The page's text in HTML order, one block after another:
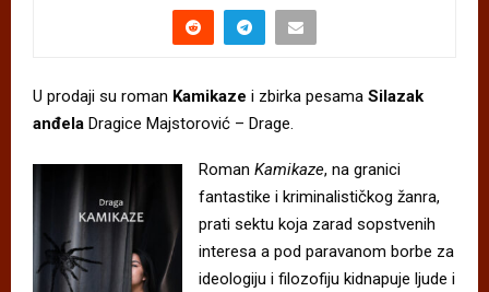
U prodaji su roman Kamikaze i zbirka pesama Silazak
anđela Dragice Majstorović – Drage.
Roman Kamikaze, na granici
fantastike i kriminalističkog žanra,
prati sektu koja zarad sopstvenih
interesa a pod paravanom borbe za
ideologiju i filozofiju kidnapuje ljude i